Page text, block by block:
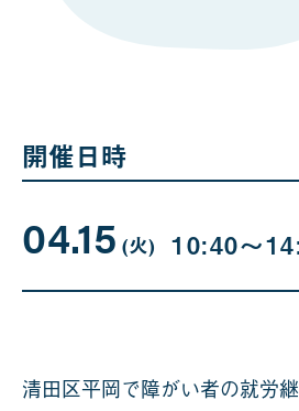
開催日時
04.15月
日
(火日
) 10:40〜
清田区平岡で障がい者の就労